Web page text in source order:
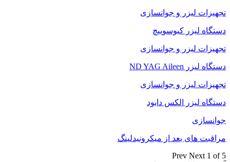
تجهیزات لیزر و جوانسازی
دستگاه لیزر کیوسوییچ
تجهیزات لیزر و جوانسازی
دستگاه لیزر ND YAG Aileen
تجهیزات لیزر و جوانسازی
دستگاه لیزر الکس دایود
جوانسازی
مراقبت های بعد از میکرونیدلینگ
Prev Next 1 of 5